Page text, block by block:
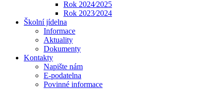
Rok 2024⁄2025
Rok 2023⁄2024
Školní jídelna
Informace
Aktuality
Dokumenty
Kontakty
Napište nám
E-podatelna
Povinné informace